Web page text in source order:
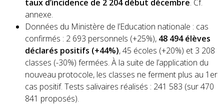
taux d’incidence de 2 204 début décembre. Cf.
annexe.
Données du Ministère de l’Education nationale : cas
confirmés : 2 693 personnels (+25%), 48 494élèves
déclarés positifs (+44%), 45 écoles (+20%) et 3 208
classes (-30%) fermées. À la suite de l’application du
nouveau protocole, les classes ne ferment plus au 1er
cas positif. Tests salivaires réalisés : 241 583 (sur 470
841 proposés).